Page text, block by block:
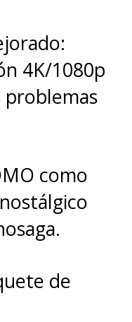
de fuego
Netflix
que
4K/1080p
como
de